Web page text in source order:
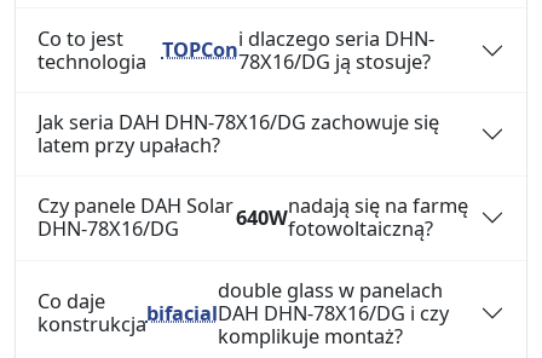
Co to jest
technologia
TOPConi dlaczego seria DHN-
78X16/DG ją stosuje?
Jak seria DAH DHN-78X16/DG zachowuje się
latem przy upałach?
Czy panele DAH Solar
DHN-78X16/DG
640Wnadają się na farmę
fotowoltaiczną?
Co daje
konstrukcjabifacial
double glass w panelach
DAH DHN-78X16/DG i czy
komplikuje montaż?